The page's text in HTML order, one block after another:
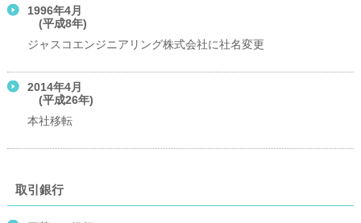
1996年4月
(平成8年)
ジャスコエンジニアリング株式会社に社名変更
2014年4月
(平成26年)
本社移転
取引銀行